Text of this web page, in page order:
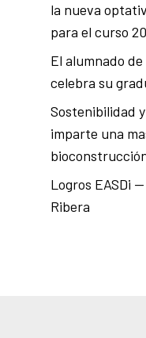
la nueva
para el curso
El alumnado
celebra su
Sostenibilidad
imparte una
Logros EASDi
Ribera